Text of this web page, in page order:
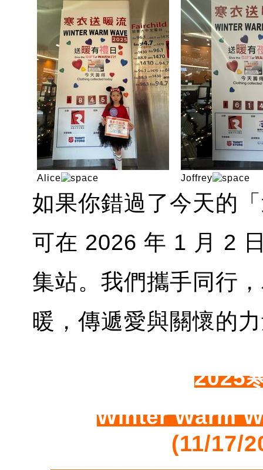
Alice Joffrey
如果你錯過了今天的
可在 2026 年 1 月 2
集站。我們攜手同行
暖，傳遞愛與關懷的
2025
Winter Warm
(11/17/